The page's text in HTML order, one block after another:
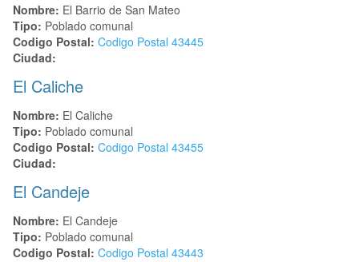
Nombre: El Barrio de San Mateo
Tipo: Poblado comunal
Codigo Postal: Codigo Postal 43445
Ciudad:
El Caliche
Nombre: El Caliche
Tipo: Poblado comunal
Codigo Postal: Codigo Postal 43455
Ciudad:
El Candeje
Nombre: El Candeje
Tipo: Poblado comunal
Codigo Postal: Codigo Postal 43443